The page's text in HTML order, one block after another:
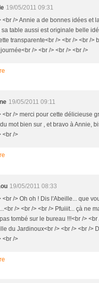
19/05/2011 09:31
<br /> Annie a de bonnes idées et
sa table aussi est originale belle
transparente<br /> <br /> <br />
/> <br /> <br /> <br />
19/05/2011 09:11
<br /> merci pour cette délicieuse
mot bien sur , et bravo à Annie,
<br />
19/05/2011 08:33
<br /> Oh oh ! Dis l'Abeille... que
/> <br /> <br /> Pfuiiit... çà ne
tombé sur le bureau !!!<br />
du Jardinoux<br /> <br /> <br />
<br />